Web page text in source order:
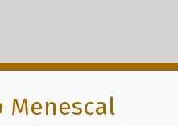
Menescal